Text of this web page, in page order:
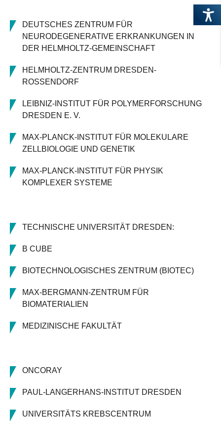
DEUTSCHES ZENTRUM FÜR
NEURODEGENERATIVE ERKRANKUNGEN IN
DER HELMHOLTZ-GEMEINSCHAFT
HELMHOLTZ-ZENTRUM DRESDEN-
ROSSENDORF
LEIBNIZ-INSTITUT FÜR POLYMERFORSCHUNG
DRESDEN E. V.
MAX-PLANCK-INSTITUT FÜR MOLEKULARE
ZELLBIOLOGIE UND GENETIK
MAX-PLANCK-INSTITUT FÜR PHYSIK
KOMPLEXER SYSTEME
TECHNISCHE UNIVERSITÄT DRESDEN:
B CUBE
BIOTECHNOLOGISCHES ZENTRUM (BIOTEC)
MAX-BERGMANN-ZENTRUM FÜR
BIOMATERIALIEN
MEDIZINISCHE FAKULTÄT
ONCORAY
PAUL-LANGERHANS-INSTITUT DRESDEN
UNIVERSITÄTS KREBSCENTRUM